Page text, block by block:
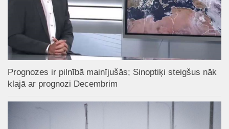
Prognozes ir pilnībā mainījušās; Sinoptiķi steigšus nāk
klajā ar prognozi Decembrim